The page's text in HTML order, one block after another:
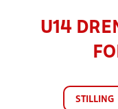
U14
STILLING